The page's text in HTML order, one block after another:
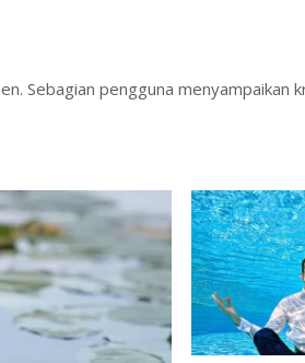
Sebagian pengguna menyampaikan